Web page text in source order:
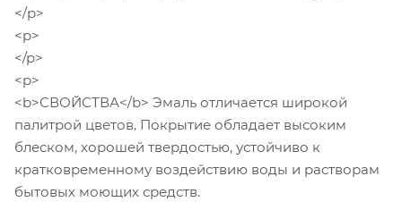
</p>
<p>
</p>
<p>
<b>СВОЙСТВА</b> Эмаль отличается широкой
палитрой цветов. Покрытие обладает высоким
блеском, хорошей твердостью, устойчиво к
кратковременному воздействию воды и растворам
бытовых моющих средств.